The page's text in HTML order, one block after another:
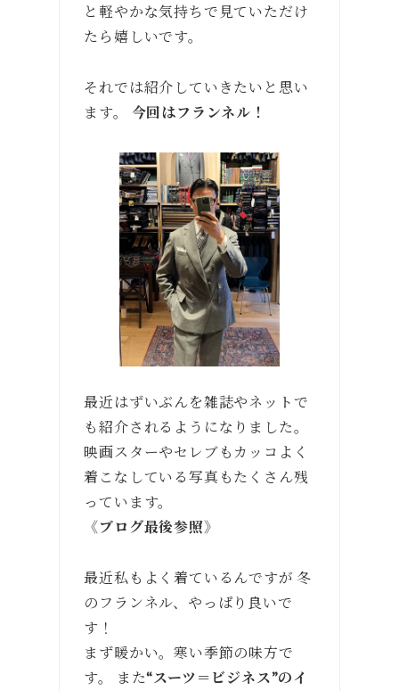
と軽やかな気持ちで見ていただけ
たら嬉しいです。
それでは紹介していきたいと思い
ます。 今回はフランネル！
最近はずいぶんを雑誌やネットで
も紹介されるようになりました。
映画スターやセレブもカッコよく
着こなしている写真もたくさん残
っています。
《ブログ最後参照》
最近私もよく着ているんですが 冬
のフランネル、やっぱり良いで
す！
まず暖かい。寒い季節の味方で
す。 また“スーツ＝ビジネス”のイ